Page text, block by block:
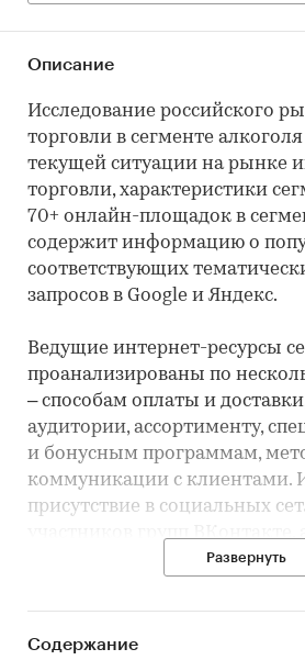
Описание
Исследование российского
торговли в сегменте
текущей ситуации на рынке
торговли, характеристики
70+ онлайн-площадок в
содержит информацию о
соответствующих
запросов в Google и Яндекс.
Ведущие интернет-ресурсы
проанализированы по
– способам оплаты и
аудитории, ассортименту,
и бонусным программам,
коммуникации с клиентами.
присутствие в социальных
участников групп ВКонтакте,
характеристики мобильных
Профили интернет-ресурсов
Развернуть
Содержание